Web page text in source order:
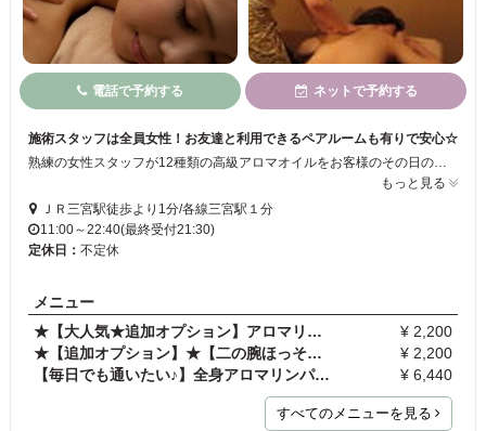
電話で予約する ネットで予約する
施術スタッフは全員女性！お友達と利用できるペアルームも有りで安心☆
もっと見る
ＪＲ三宮駅徒歩より1分/各線三宮駅１分
11:00～22:40(最終受付21:30)
定休日： 不定休
メニュー
★【大人気★追加オプション】アロマリンパ デコルテ…
¥ 2,200
★【追加オプション】★【二の腕ほっそり リンパ集中…
¥ 2,200
【毎日でも通いたい♪】全身アロマリンパトリートメン…
¥ 6,440
すべてのメニューを見る